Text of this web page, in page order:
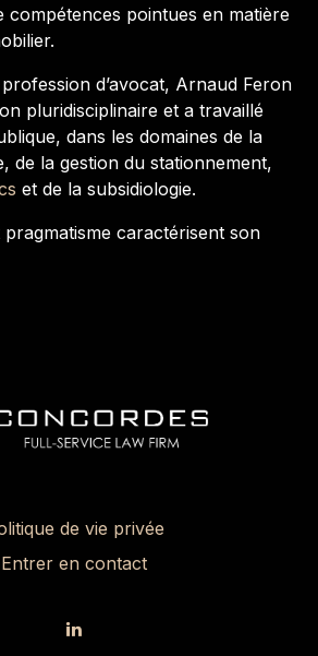
compétences pointues en matière
d’avocat, Arnaud Feron
pluridisciplinaire et a travaillé
dans les domaines de la
de la gestion du stationnement,
et de la subsidiologie.
caractérisent son
de vie privée
Entrer en contact